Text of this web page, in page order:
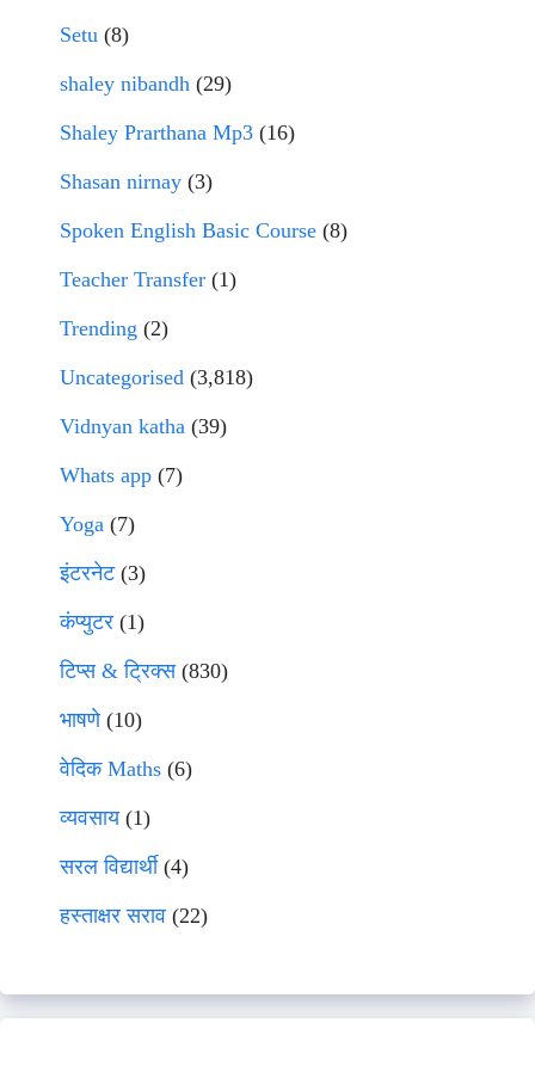
Setu (8)
shaley nibandh (29)
Shaley Prarthana Mp3 (16)
Shasan nirnay (3)
Spoken English Basic Course (8)
Teacher Transfer (1)
Trending (2)
Uncategorised (3,818)
Vidnyan katha (39)
Whats app (7)
Yoga (7)
इंटरनेट(3)
कंप्युटर (1)
टिप्स & ट्रिक्स(830)
भाषणे(10)
वेदिक Maths (6)
व्यवसाय(1)
सरल विद्यार्थी(4)
हस्ताक्षर सराव (22)